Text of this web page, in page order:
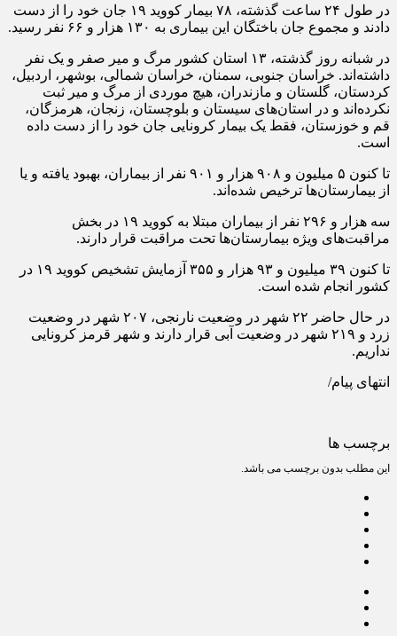
در طول ۲۴ ساعت گذشته، ۷۸ بیمار کووید ۱۹ جان خود را از دست
دادند و مجموع جان باختگان این بیماری به ۱۳۰ هزار و ۶۶ نفر رسید.
در شبانه روز گذشته، ۱۳ استان کشور مرگ و میر صفر و یک نفر
داشته‌اند. خراسان جنوبی، سمنان، خراسان شمالی، بوشهر، اردبیل،
کردستان، گلستان و مازندران، هیچ موردی از مرگ و میر ثبت
نکرده‌اند و در استان‌های سیستان و بلوچستان، زنجان، هرمزگان،
قم و خوزستان، فقط یک بیمار کرونایی جان خود را از دست داده
است.
تا کنون ۵ میلیون و ۹۰۸ هزار و ۹۰۱ نفر از بیماران، بهبود یافته و یا
از بیمارستان‌ها ترخیص شده‌اند.
سه هزار و ۲۹۶ نفر از بیماران مبتلا به کووید ۱۹ در بخش
مراقبت‌های ویژه بیمارستان‌ها تحت مراقبت قرار دارند.
تا کنون ۳۹ میلیون و ۹۳ هزار و ۳۵۵ آزمایش تشخیص کووید ۱۹ در
کشور انجام شده است.
در حال حاضر ۲۲ شهر در وضعیت نارنجی، ۲۰۷ شهر در وضعیت
زرد و ۲۱۹ شهر در وضعیت آبی قرار دارند و شهر قرمز کرونایی
نداریم.
انتهای پیام/
برچسب ها
این مطلب بدون برچسب می باشد.